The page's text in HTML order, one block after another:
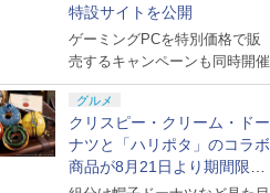
特設サイトを公開
ゲーミングPCを特別価格で販
売するキャンペーンも同時開催
グルメ
クリスピー・クリーム・ドー
ナツと「ハリポタ」のコラボ
商品が8月21日より期間限定
で発売